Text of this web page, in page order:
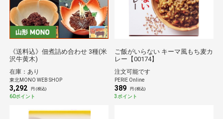
《送料込》佃煮詰め合わせ 3種(米
沢牛黄木)
在庫：あり
東北MONO WEB SHOP
3,292 円 (税込)
60ポイント
ご飯がいらない キーマ風もち麦カ
レー【00174】
注文可能です
PERIE Online
389 円 (税込)
3ポイント